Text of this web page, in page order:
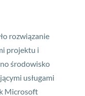
rozwiązanie
projektu i
środowisko
usługami
Microsoft